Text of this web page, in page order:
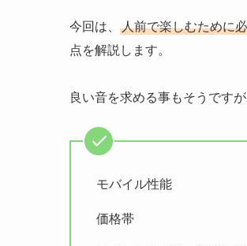
今回は、 人前で楽しむために
点を解説します。
良い音を求める事もそうです
モバイル性能
価格帯